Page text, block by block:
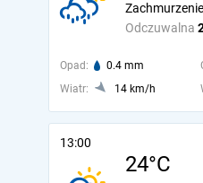
Odczuwalna
Opad: 0.4 mm
Wiatr:
14 km/h
13:00
24°C